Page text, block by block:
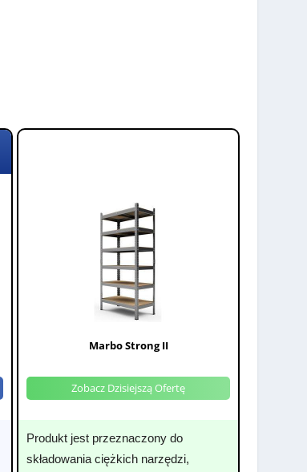
Marbo Strong II
Zobacz Dzisiejszą Ofertę
Produkt jest przeznaczony do
składowania ciężkich narzędzi,